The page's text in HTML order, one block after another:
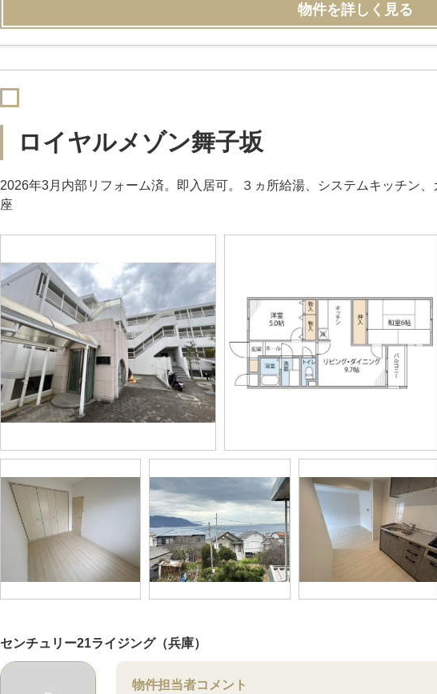
物件を詳しく見る
ロイヤルメゾン舞子坂
2026年3月内部リフォーム済。即入居可。３ヵ所給湯、システムキッチン
座
センチュリー21ライジング（兵庫）
物件担当者コメント